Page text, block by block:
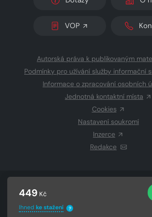
449 Kč
Ihned ke stažení ?
VOP
Autorská práva k publikovaným
Podmínky pro užívání služby informační
Informace o zpracování osobních
Jednotná kontaktní místa
Cookies
Nastavení soukromí
Inzerce
Redakce
CZECH NEWS CENTER
Vysázeno